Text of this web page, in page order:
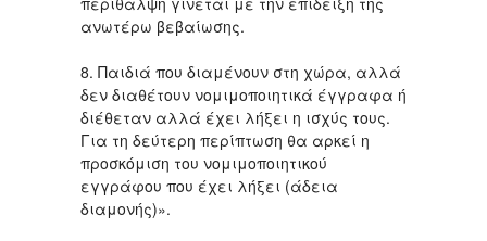
ανωτέρω βεβαίωσης.
8. Παιδιά που διαμένουν στη χώρα, αλλά
δεν διαθέτουν νομιμοποιητικά έγγραφα ή
διέθεταν αλλά έχει λήξει η ισχύς τους.
Για τη δεύτερη περίπτωση θα αρκεί η
προσκόμιση του νομιμοποιητικού
εγγράφου που έχει λήξει (άδεια
διαμονής)».